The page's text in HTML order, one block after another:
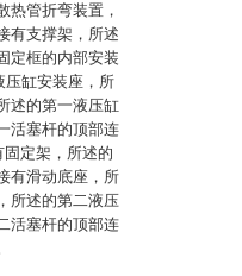
热管折弯装置，
有支撑架，所述
定框的内部安装
压缸安装座，所
述的第一液压缸
活塞杆的顶部连
定架，所述的
有滑动底座，所
所述的第二液压
活塞杆的顶部连